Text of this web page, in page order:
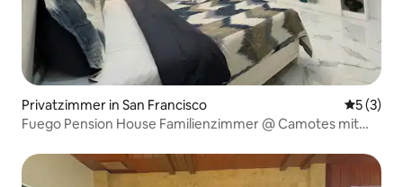
Privatzimmer in San Francisco
5 (3)
Fuego Pension House Familienzimmer @ Camotes mit